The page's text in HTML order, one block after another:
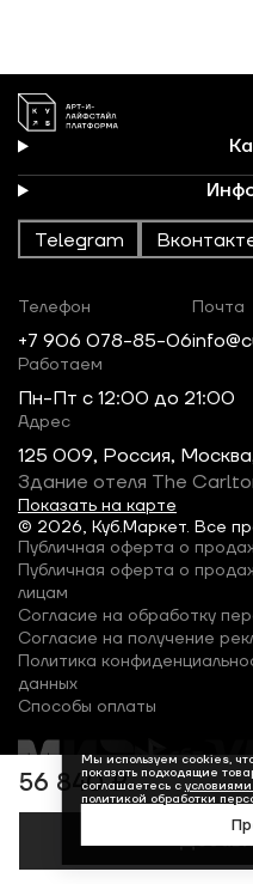
56 840 ₽
Telegram
© 2026, Куб.Маркет. Все
Телефон
+7 906 078-85-06
Почта
Работаем
Пн-Пт c 12:00 до 21:00
Адрес
125 009, Россия,
Здание отеля The
Показать на карте
Публичная оферта о
Публичная оферта о
лицам
Согласие на обработку
Согласие на получение
Политика
данных
Способы оплаты
Мы используем cookies,
показать подходящие
соглашаетесь с
политикой обработки